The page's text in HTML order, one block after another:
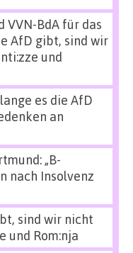
VVN-BdA für das
AfD gibt, sind wir
und
es die AfD
an
„B-
nach Insolvenz
sind wir nicht
und Rom:nja